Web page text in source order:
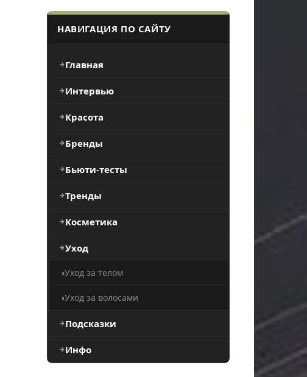
НАВИГАЦИЯ ПО САЙТУ
Главная
Интервью
Красота
Бренды
Бьюти-тесты
Тренды
Косметика
Уход
Уход за телом
Уход за волосами
Подсказки
Инфо